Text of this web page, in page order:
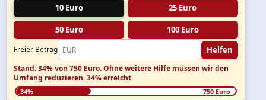
10 Euro
25 Euro
50 Euro 100 Euro
Freier Betrag Helfen
Stand: 34% von 750 Euro.Ohne weitere Hilfe müssen wir den
Umfang reduzieren.34% erreicht.
34% 750 Euro